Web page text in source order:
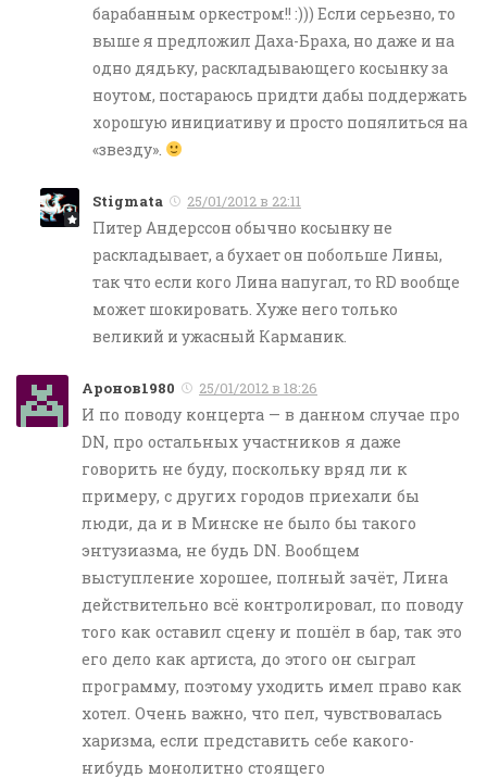
барабанным оркестром!! :))) Если серьезно, то
выше я предложил Даха-Браха, но даже и на
одно дядьку, раскладывающего косынку за
ноутом, постараюсь придти дабы поддержать
хорошую инициативу и просто попялиться на
«звезду».
Stigmata 25/01/2012 в 22:11
Питер Андерссон обычно косынку не
раскладывает, а бухает он побольше Лины,
так что если кого Лина напугал, то RD вообще
может шокировать. Хуже него только
великий и ужасный Карманик.
Aронов1980 25/01/2012 в 18:26
И по поводу концерта — в данном случае про
DN, про остальных участников я даже
говорить не буду, поскольку вряд ли к
примеру, с других городов приехали бы
люди, да и в Минске не было бы такого
энтузиазма, не будь DN. Вообщем
выступление хорошее, полный зачёт, Лина
действительно всё контролировал, по поводу
того как оставил сцену и пошёл в бар, так это
его дело как артиста, до этого он сыграл
программу, поэтому уходить имел право как
хотел. Очень важно, что пел, чувствовалась
харизма, если представить себе какого-
нибудь монолитно стоящего